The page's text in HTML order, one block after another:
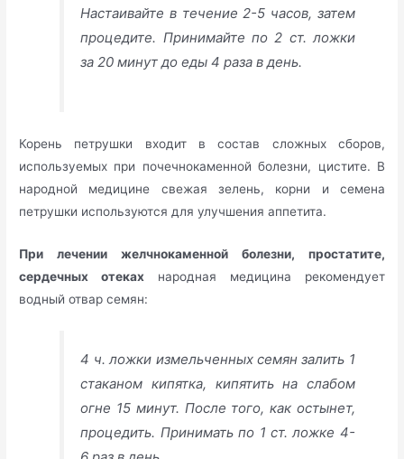
Настаивайте в течение 2-5 часов, затем
процедите. Принимайте по 2 ст. ложки
за 20 минут до еды 4 раза в день.
Корень петрушки входит в состав сложных сборов,
используемых при почечнокаменной болезни, цистите. В
народной медицине свежая зелень, корни и семена
петрушки используются для улучшения аппетита.
При лечении желчнокаменной болезни, простатите,
сердечных отеках народная медицина рекомендует
водный отвар семян:
4 ч. ложки измельченных семян залить 1
стаканом кипятка, кипятить на слабом
огне 15 минут. После того, как остынет,
процедить. Принимать по 1 ст. ложке 4-